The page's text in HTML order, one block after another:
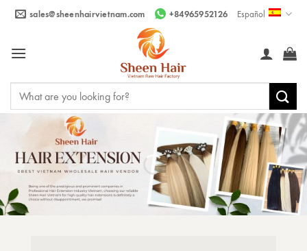
Saltar sales@sheenhairvietnam.com +84965952126 Español
Buscar